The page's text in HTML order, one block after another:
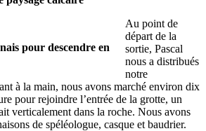
pour descendre en
Au point de
départ de la
sortie, Pascal
nous a distribués
notre
à la main, nous avons marché environ dix
pour rejoindre l’entrée de la grotte, un
verticalement dans la roche. Nous avons
de spéléologue, casque et baudrier.